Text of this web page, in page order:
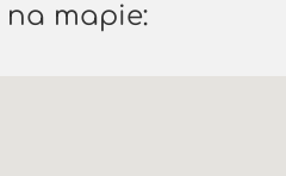
mapie: